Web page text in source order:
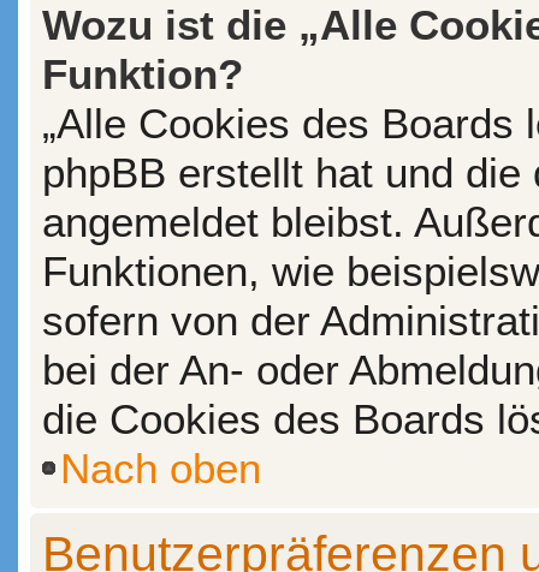
Wozu ist die „Alle
Funktion?
„Alle Cookies des Boards
phpBB erstellt hat und
angemeldet bleibst.
Funktionen, wie
sofern von der
bei der An- oder
die Cookies des Boards
Nach oben
Benutzerpräferenzen